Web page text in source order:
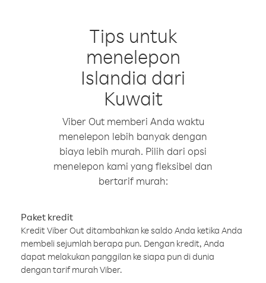
Tips untuk
menelepon
Islandia dari
Kuwait
Viber Out memberi Anda waktu
menelepon lebih banyak dengan
biaya lebih murah. Pilih dari opsi
menelepon kami yang fleksibel dan
bertarif murah:
Paket kredit
Kredit Viber Out ditambahkan ke saldo Anda ketika Anda
membeli sejumlah berapa pun. Dengan kredit, Anda
dapat melakukan panggilan ke siapa pun di dunia
dengan tarif murah Viber.